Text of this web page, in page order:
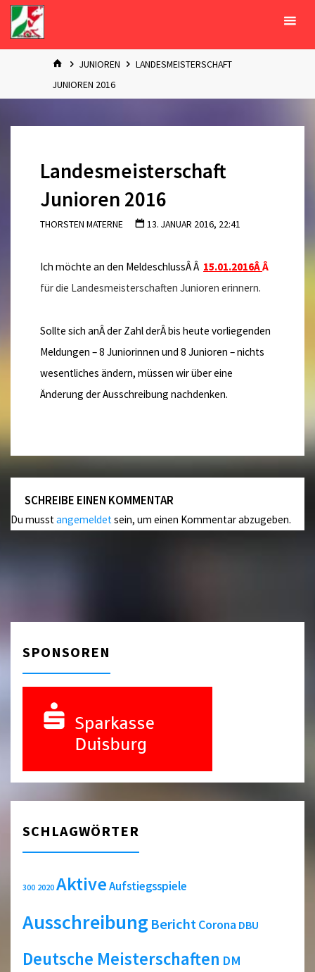
Zum
Inhalt
springen
STARTJUNIOREN
LANDESMEISTERSCHAFT
JUNIOREN 2016
Landesmeisterschaft
Junioren 2016
THORSTEN MATERNE 13. JANUAR 2016, 22:41
Ich möchte an den MeldeschlussÂ Â 15.01.2016ÂÂ
für die Landesmeisterschaften Junioren erinnern.
Sollte sich anÂ der Zahl derÂ bis heute vorliegenden
Meldungen – 8 Juniorinnen und 8 Junioren – nichts
wesentliches ändern, müssen wir über eine
Änderung der Ausschreibung nachdenken.
SCHREIBE EINEN KOMMENTAR
Du musstangemeldet sein, um einen Kommentar abzugeben.
SPONSOREN
SCHLAGWÖRTER
300 2020 AktiveAufstiegsspiele
Ausschreibung BerichtCorona DBU
Deutsche Meisterschaften DM